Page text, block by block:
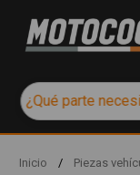
Inicio / Piezas